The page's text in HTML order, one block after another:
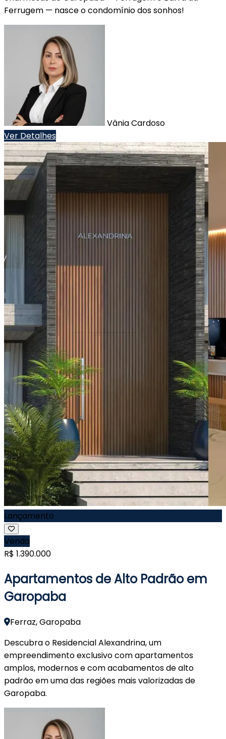
Ferrugem — nasce o condomínio dos sonhos!
Vânia Cardoso
Ver Detalhes
Lançamento
Venda
R$ 1.390.000
Apartamentos de Alto Padrão em
Garopaba
Ferraz, Garopaba
Descubra o Residencial Alexandrina, um
empreendimento exclusivo com apartamentos
amplos, modernos e com acabamentos de alto
padrão em uma das regiões mais valorizadas de
Garopaba.